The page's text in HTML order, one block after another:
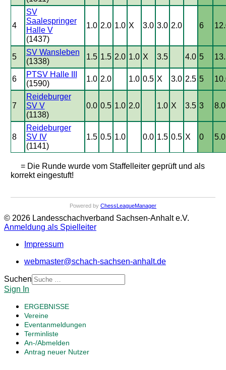
4
SV
Saalespringer
Halle V
(1437)
1.0 2.0 1.0 X 3.0 3.0 2.0 6
5
SV Wansleben
(1338)
1.5 1.5 2.0 1.0 X 3.5 4.0 5
6
PTSV Halle III
(1590)
1.0 2.0 1.0 0.5 X 3.0 2.5 5
7
Reideburger
SV V
(1138)
0.0 0.5 1.0 2.0 1.0 X 3.5 3 8.0
8
Reideburger
SV IV
(1141)
1.5 0.5 1.0 0.0 1.5 0.5 X 0 5.0
= Die Runde wurde vom Staffelleiter geprüft und als
korrekt eingestuft!
Powered by ChessLeagueManager
© 2026 Landesschachverband Sachsen-Anhalt e.V.
Anmeldung als Spielleiter
Impressum
webmaster@schach-sachsen-anhalt.de
Suchen
Sign In
ERGEBNISSE
Vereine
Eventanmeldungen
Terminliste
An-/Abmelden
Antrag neuer Nutzer